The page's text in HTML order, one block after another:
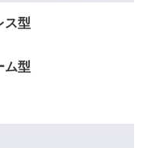
ス型
ム型